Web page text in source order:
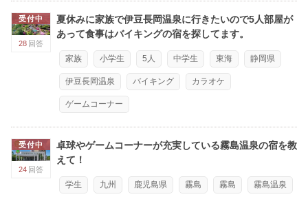
受付中
28 回答
夏休みに家族で伊豆長岡温泉に行きたいので5人部屋が
あって食事はバイキングの宿を探してます。
家族 小学生 5人 中学生 東海 静岡県
伊豆長岡温泉 バイキング カラオケ
ゲームコーナー
受付中
24 回答
卓球やゲームコーナーが充実している霧島温泉の宿を教
えて！
学生 九州 鹿児島県 霧島 霧島 霧島温泉